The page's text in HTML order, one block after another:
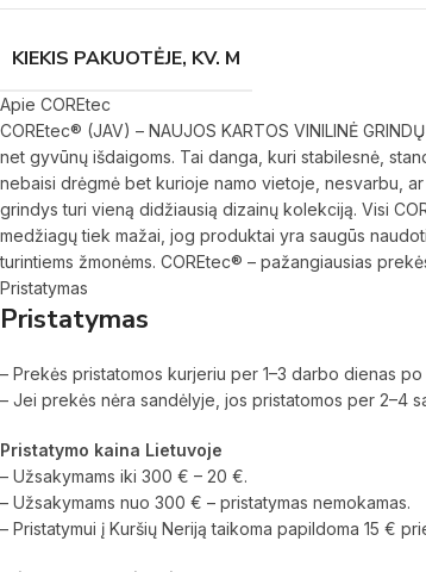
KIEKIS PAKUOTĖJE, KV. M
Apie COREtec
COREtec® (JAV) – NAUJOS KARTOS VINILINĖ
net gyvūnų išdaigoms. Tai danga, kuri stabilesnė,
nebaisi drėgmė bet kurioje namo vietoje, nesvarbu,
grindys turi vieną didžiausią dizainų kolekciją. Visi
medžiagų tiek mažai, jog produktai yra saugūs
turintiems žmonėms. COREtec® – pažangiausias
Pristatymas
Pristatymas
– Prekės pristatomos kurjeriu per 1–3 darbo dienas po
– Jei prekės nėra sandėlyje, jos pristatomos per 2–4
Pristatymo kaina Lietuvoje
– Užsakymams iki 300 € – 20 €.
– Užsakymams nuo 300 € – pristatymas nemokamas.
– Pristatymui į Kuršių Neriją taikoma papildoma 15 €